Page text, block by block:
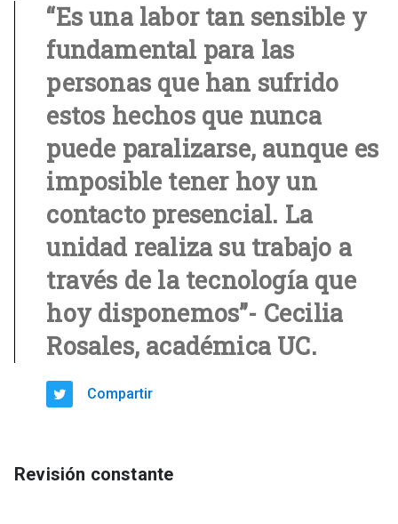
“Es una labor tan sensible y
fundamental para las
personas que han sufrido
estos hechos que nunca
puede paralizarse, aunque es
imposible tener hoy un
contacto presencial. La
unidad realiza su trabajo a
través de la tecnología que
hoy disponemos”- Cecilia
Rosales, académica UC.
Compartir
Revisión constante